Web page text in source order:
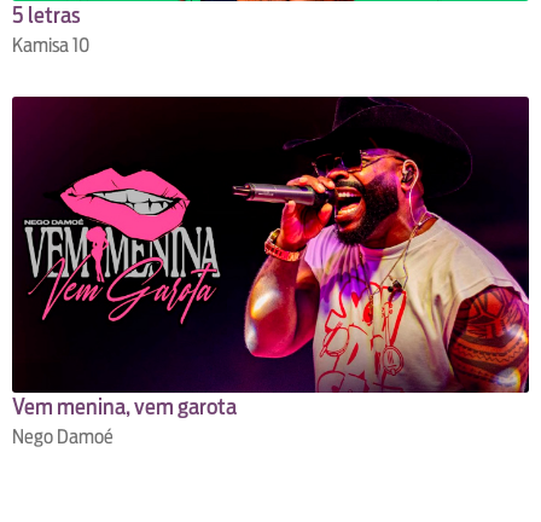
5 letras
Kamisa 10
Vem menina, vem garota
Nego Damoé